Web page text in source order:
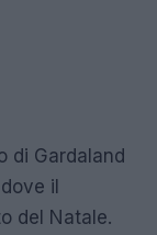
di Gardaland
il
del Natale.